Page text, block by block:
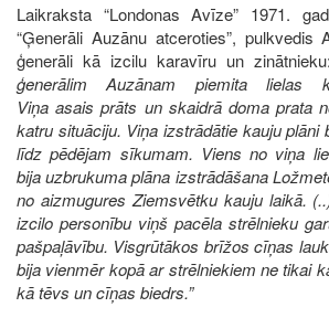
Laikraksta “Londonas Avīze” 1971.
“Ģenerāli Auzānu atceroties”, pulkvedis
ģenerāli kā izcilu karavīru un
ģenerālim Auzānam piemita lielas
Viņa asais prāts un skaidrā doma prata
katru situāciju. Viņa izstrādātie kauju plāni
līdz pēdējam sīkumam. Viens no viņa
bija uzbrukuma plāna izstrādāšana
no aizmugures Ziemsvētku kauju laikā.
izcilo personību viņš pacēla strēlnieku
pašpaļāvību. Visgrūtākos brīžos cīņas
bija vienmēr kopā ar strēlniekiem ne tikai
kā tēvs un cīņas biedrs.”